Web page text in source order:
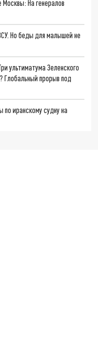
На генералов
Но беды для малышей не
ультиматума Зеленского
Глобальный прорыв под
по иранскому судну на